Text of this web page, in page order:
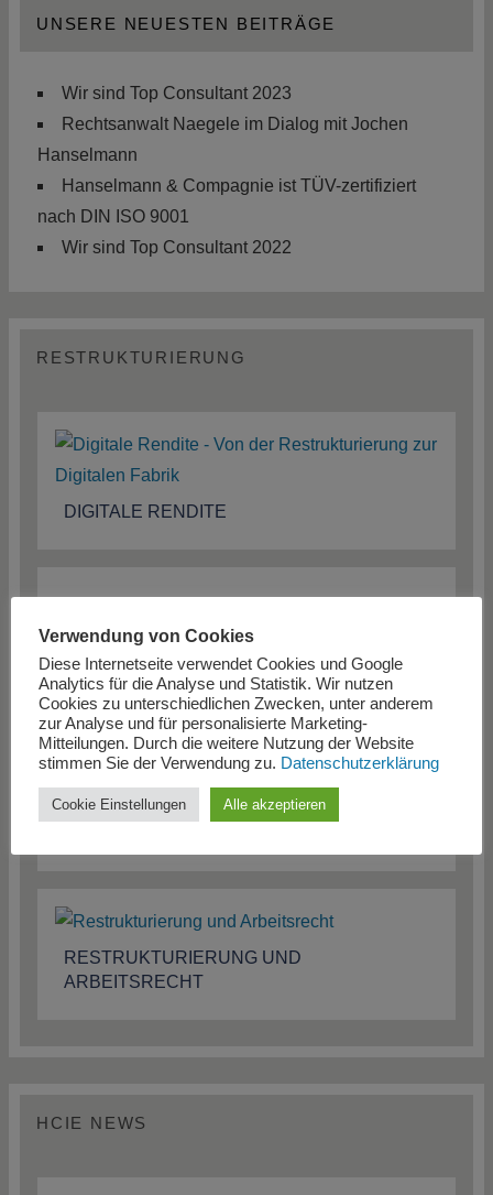
UNSERE NEUESTEN BEITRÄGE
Wir sind Top Consultant 2023
Rechtsanwalt Naegele im Dialog mit Jochen
Hanselmann
Hanselmann & Compagnie ist TÜV-zertifiziert
nach DIN ISO 9001
Wir sind Top Consultant 2022
RESTRUKTURIERUNG
DIGITALE RENDITE
EINE GESETZESÄNDERUNG UND IHRE
FOLGEN
RESTRUKTURIERUNG: GEBALLTE
RESTRUKTURIERUNG UND
ARBEITSRECHT
HCIE NEWS
Verwendung von Cookies
Diese Internetseite verwendet Cookies und Google
Analytics für die Analyse und Statistik. Wir nutzen
Cookies zu unterschiedlichen Zwecken, unter anderem
zur Analyse und für personalisierte Marketing-
Mitteilungen. Durch die weitere Nutzung der Website
stimmen Sie der Verwendung zu. Datenschutzerklärung
Cookie Einstellungen Alle akzeptieren